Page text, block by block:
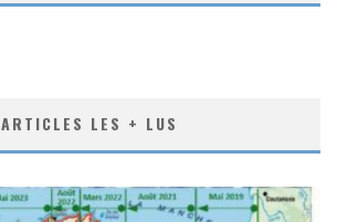
ARTICLES LES + LUS